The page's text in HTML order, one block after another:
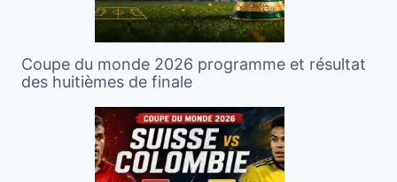
Coupe du monde 2026 programme et résultat
des huitièmes de finale